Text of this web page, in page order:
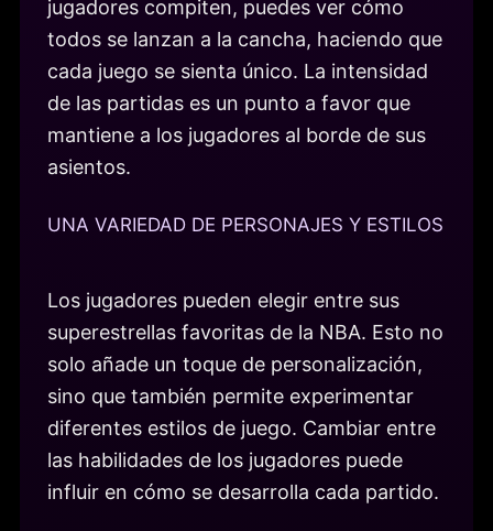
jugadores compiten, puedes ver cómo
todos se lanzan a la cancha, haciendo que
cada juego se sienta único. La intensidad
de las partidas es un punto a favor que
mantiene a los jugadores al borde de sus
asientos.
UNA VARIEDAD DE PERSONAJES Y ESTILOS
Los jugadores pueden elegir entre sus
superestrellas favoritas de la NBA. Esto no
solo añade un toque de personalización,
sino que también permite experimentar
diferentes estilos de juego. Cambiar entre
las habilidades de los jugadores puede
influir en cómo se desarrolla cada partido.